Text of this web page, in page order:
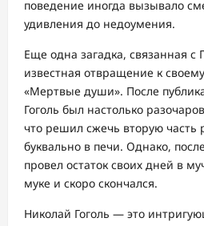
поведение иногда вызывало
удивления до недоумения.
Еще одна загадка, связанная с
известная отвращение к
«Мертвые души». После
Гоголь был настолько
что решил сжечь вторую
буквально в печи. Однако, после
провел остаток своих дней в
муке и скоро скончался.
Николай Гоголь — это